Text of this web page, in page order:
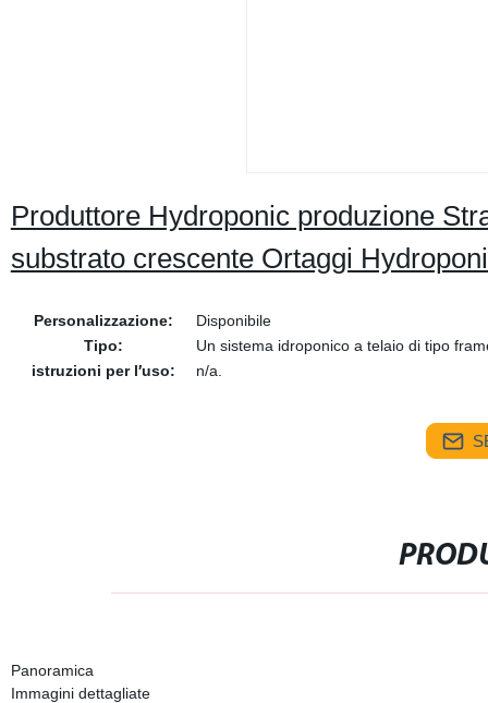
Produttore Hydroponic produzione
substrato crescente Ortaggi
Personalizzazione:
Disponibile
Tipo:
Un sistema idroponico a telaio di tipo
istruzioni per l′uso:
n/a.
Panoramica
Immagini dettagliate